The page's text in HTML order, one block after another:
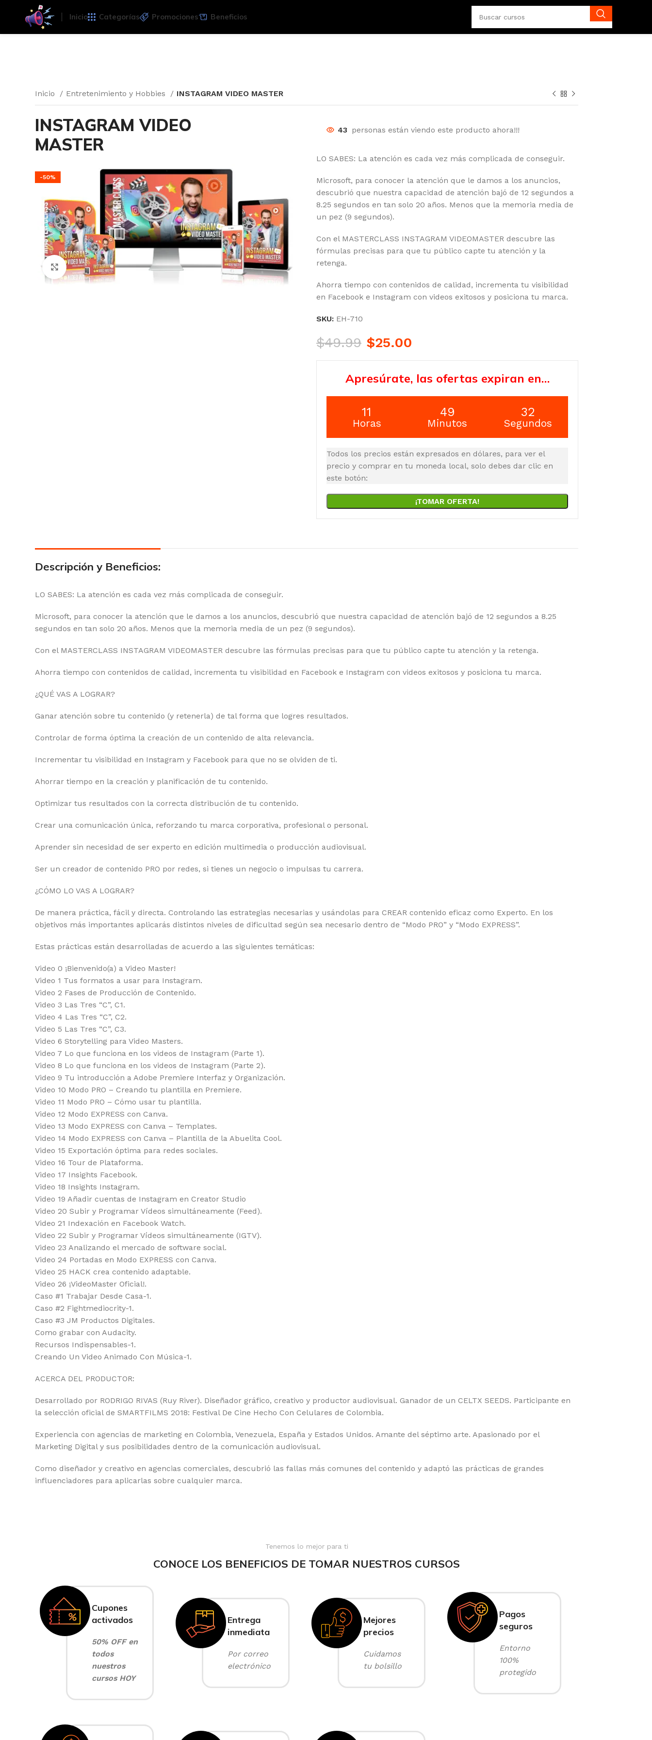
Inicio Categorías Promociones Beneficios
Inicio Entretenimiento y Hobbies INSTAGRAM VIDEO MASTER
INSTAGRAM VIDEO
MASTER
-50%
Click to enlarge
43 personas están viendo este producto ahora!!!
LO SABES: La atención es cada vez más complicada de conseguir.
Microsoft, para conocer la atención que le damos a los anuncios,
descubrió que nuestra capacidad de atención bajó de 12 segundos a
8.25 segundos en tan solo 20 años. Menos que la memoria media de
un pez (9 segundos).
Con el MASTERCLASS INSTAGRAM VIDEOMASTER descubre las
fórmulas precisas para que tu público capte tu atención y la
retenga.
Ahorra tiempo con contenidos de calidad, incrementa tu visibilidad
en Facebook e Instagram con videos exitosos y posiciona tu marca.
SKU: EH-710
$49.99 $25.00
Apresúrate, las ofertas expiran en…
11
Horas
49
Minutos
31
Segundos
Todos los precios están expresados en dólares, para ver el
precio y comprar en tu moneda local, solo debes dar clic en
este botón:
¡TOMAR OFERTA!
Descripción y Beneficios:
LO SABES: La atención es cada vez más complicada de conseguir.
Microsoft, para conocer la atención que le damos a los anuncios, descubrió que nuestra capacidad de atención bajó de 12 segundos a 8.25
segundos en tan solo 20 años. Menos que la memoria media de un pez (9 segundos).
Con el MASTERCLASS INSTAGRAM VIDEOMASTER descubre las fórmulas precisas para que tu público capte tu atención y la retenga.
Ahorra tiempo con contenidos de calidad, incrementa tu visibilidad en Facebook e Instagram con videos exitosos y posiciona tu marca.
¿QUÉ VAS A LOGRAR?
Ganar atención sobre tu contenido (y retenerla) de tal forma que logres resultados.
Controlar de forma óptima la creación de un contenido de alta relevancia.
Incrementar tu visibilidad en Instagram y Facebook para que no se olviden de ti.
Ahorrar tiempo en la creación y planificación de tu contenido.
Optimizar tus resultados con la correcta distribución de tu contenido.
Crear una comunicación única, reforzando tu marca corporativa, profesional o personal.
Aprender sin necesidad de ser experto en edición multimedia o producción audiovisual.
Ser un creador de contenido PRO por redes, si tienes un negocio o impulsas tu carrera.
¿CÓMO LO VAS A LOGRAR?
De manera práctica, fácil y directa. Controlando las estrategias necesarias y usándolas para CREAR contenido eficaz como Experto. En los
objetivos más importantes aplicarás distintos niveles de dificultad según sea necesario dentro de “Modo PRO” y “Modo EXPRESS”.
Estas prácticas están desarrolladas de acuerdo a las siguientes temáticas:
Video 0 ¡Bienvenido(a) a Video Master!
Video 1 Tus formatos a usar para Instagram.
Video 2 Fases de Producción de Contenido.
Video 3 Las Tres “C”, C1.
Video 4 Las Tres “C”, C2.
Video 5 Las Tres “C”, C3.
Video 6 Storytelling para Video Masters.
Video 7 Lo que funciona en los videos de Instagram (Parte 1).
Video 8 Lo que funciona en los videos de Instagram (Parte 2).
Video 9 Tu introducción a Adobe Premiere Interfaz y Organización.
Video 10 Modo PRO – Creando tu plantilla en Premiere.
Video 11 Modo PRO – Cómo usar tu plantilla.
Video 12 Modo EXPRESS con Canva.
Video 13 Modo EXPRESS con Canva – Templates.
Video 14 Modo EXPRESS con Canva – Plantilla de la Abuelita Cool.
Video 15 Exportación óptima para redes sociales.
Video 16 Tour de Plataforma.
Video 17 Insights Facebook.
Video 18 Insights Instagram.
Video 19 Añadir cuentas de Instagram en Creator Studio
Video 20 Subir y Programar Vídeos simultáneamente (Feed).
Video 21 Indexación en Facebook Watch.
Video 22 Subir y Programar Vídeos simultáneamente (IGTV).
Video 23 Analizando el mercado de software social.
Video 24 Portadas en Modo EXPRESS con Canva.
Video 25 HACK crea contenido adaptable.
Video 26 ¡VideoMaster Oficial!.
Caso #1 Trabajar Desde Casa-1.
Caso #2 Fightmediocrity-1.
Caso #3 JM Productos Digitales.
Como grabar con Audacity.
Recursos Indispensables-1.
Creando Un Video Animado Con Música-1.
ACERCA DEL PRODUCTOR:
Desarrollado por RODRIGO RIVAS (Ruy River). Diseñador gráfico, creativo y productor audiovisual. Ganador de un CELTX SEEDS. Participante en
la selección oficial de SMARTFILMS 2018: Festival De Cine Hecho Con Celulares de Colombia.
Experiencia con agencias de marketing en Colombia, Venezuela, España y Estados Unidos. Amante del séptimo arte. Apasionado por el
Marketing Digital y sus posibilidades dentro de la comunicación audiovisual.
Como diseñador y creativo en agencias comerciales, descubrió las fallas más comunes del contenido y adaptó las prácticas de grandes
influenciadores para aplicarlas sobre cualquier marca.
Tenemos lo mejor para ti
CONOCE LOS BENEFICIOS DE TOMAR NUESTROS CURSOS
Cupones
activados
50% OFF en
todos
nuestros
cursos HOY
Entrega
inmediata
Por correo
electrónico
Mejores
precios
Cuidamos
tu bolsillo
Pagos
seguros
Entorno
100%
protegido